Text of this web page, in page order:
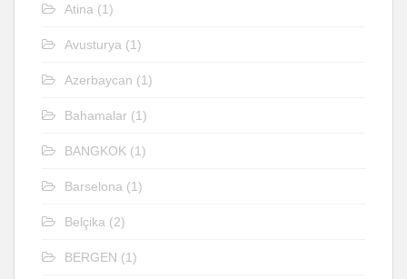
Atina (1)
Avusturya (1)
Azerbaycan (1)
Bahamalar (1)
BANGKOK (1)
Barselona (1)
Belçika (2)
BERGEN (1)